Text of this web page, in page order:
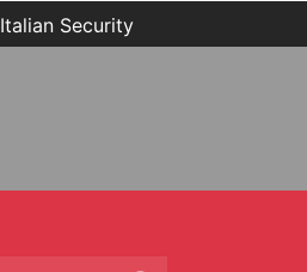
Italian Security